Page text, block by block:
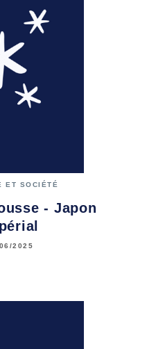
ET SOCIÉTÉ
- Japon
2025